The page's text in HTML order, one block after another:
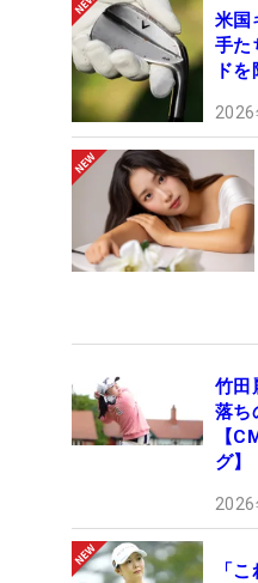
米国
手た
ド
竹田
落ち
【
グ】
「